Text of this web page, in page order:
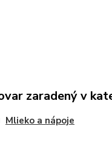
zaradený v
Mlieko a nápoje